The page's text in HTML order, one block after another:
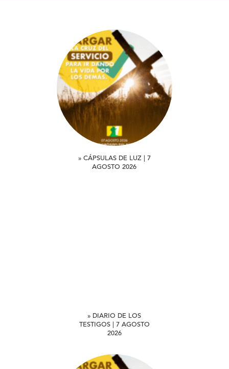
» CÁPSULAS DE LUZ | 7
AGOSTO 2026
» DIARIO DE LOS
TESTIGOS | 7 AGOSTO
2026